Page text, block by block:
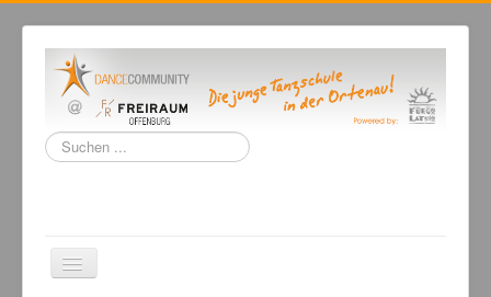
Suchen
...
Navigation
an/aus